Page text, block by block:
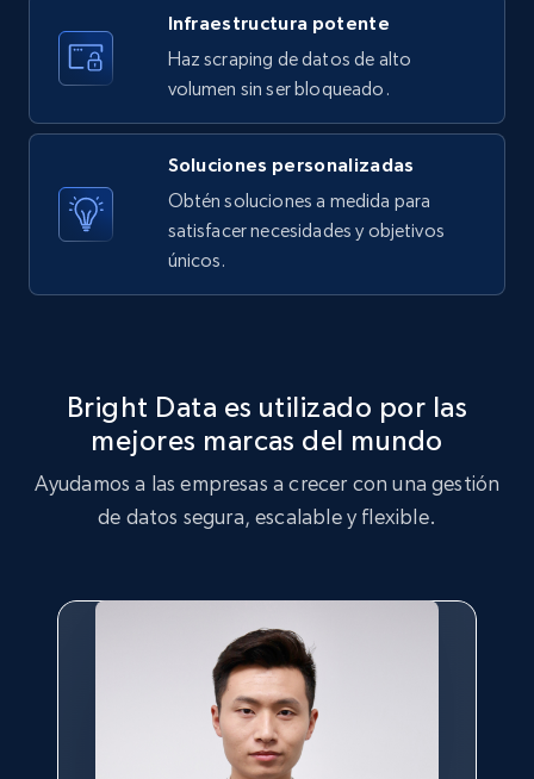
LinkedIn posts
text, Date posted, and more.
11.3K+ 1.5K+ Prueba gratuita
text, Date posted, and more.
11.3K+ 1.5K+ Prueba gratuita
URL
URL, ID, User id, Use url, Title, Headline, Post
text, Date posted, and more.
1.5K+ Prueba gratuita
Infraestructura potente
Haz scraping de datos de alto
volumen sin ser bloqueado.
Soluciones personalizadas
Obtén soluciones a medida para
satisfacer necesidades y objetivos
únicos.
Bright Data es utilizado por las
mejores marcas del mundo
Ayudamos a las empresas a crecer con una gestión
de datos segura, escalable y flexible.